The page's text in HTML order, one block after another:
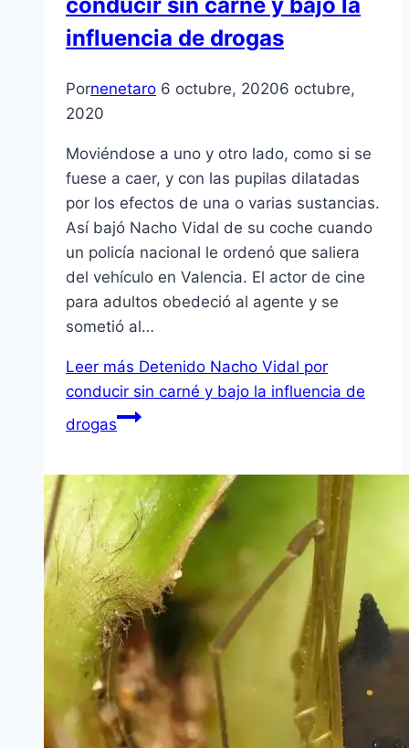
influencia de drogas
Pornenetaro 6 octubre, 20206 octubre,
2020
Moviéndose a uno y otro lado, como si se
fuese a caer, y con las pupilas dilatadas
por los efectos de una o varias sustancias.
Así bajó Nacho Vidal de su coche cuando
un policía nacional le ordenó que saliera
del vehículo en Valencia. El actor de cine
para adultos obedeció al agente y se
sometió al…
Leer más Detenido Nacho Vidal por
conducir sin carné y bajo la influencia de
drogas